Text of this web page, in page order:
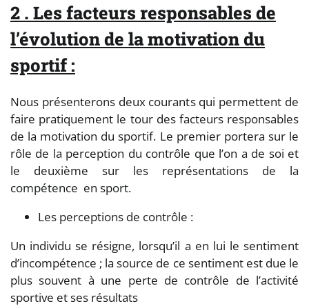
2 . Les facteurs responsables de
l’évolution de la motivation du
sportif :
Nous présenterons deux courants qui permettent de
faire pratiquement le tour des facteurs responsables
de la motivation du sportif. Le premier portera sur le
rôle de la perception du contrôle que l’on a de soi et
le deuxième sur les représentations de la
compétence en sport.
Les perceptions de contrôle :
Un individu se résigne, lorsqu’il a en lui le sentiment
d’incompétence ; la source de ce sentiment est due le
plus souvent à une perte de contrôle de l’activité
sportive et ses résultats